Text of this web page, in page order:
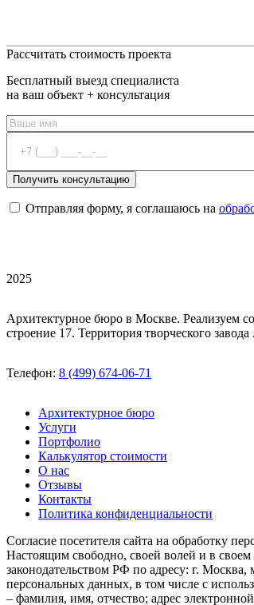
Рассчитать стоимость проекта
Бесплатный выезд специалиста
на ваш объект + консультация
Отправляя форму, я соглашаюсь на
2025
Архитектурное бюро в Москве. Реализуем
строение 17. Территория творческого
Телефон: 8 (499) 674-06-71
Архитектурное бюро
Услуги
Портфолио
Калькулятор стоимости
О нас
Отзывы
Контакты
Политика конфиденциальности
Согласие посетителя сайта на обработку
Настоящим свободно, своей волей и в
законодательством РФ по адресу: г.
персональных данных, в том числе с
– фамилия, имя, отчество; адрес